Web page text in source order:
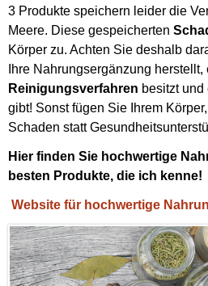
3 Produkte speichern leider die
Meere. Diese gespeicherten
Körper zu. Achten Sie deshalb
Ihre Nahrungsergänzung herstellt,
Reinigungsverfahren besitzt und
gibt! Sonst fügen Sie Ihrem
Schaden statt
Hier finden Sie hochwertige
besten Produkte, die ich kenne!
Website für hochwertige